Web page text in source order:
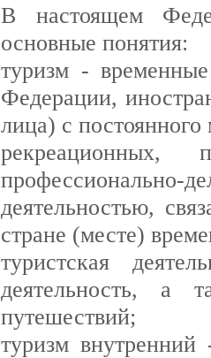
В настоящем
основные понятия:
туризм -
Федерации,
лица) с постоянного
рекреационных,
профессионально-
деятельностью,
стране (месте)
туристская
деятельность, а
путешествий;
туризм внутренний